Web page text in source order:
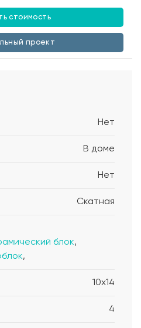
стоимость
проект
Нет
В доме
Нет
Скатная
блок,
,
10x14
4